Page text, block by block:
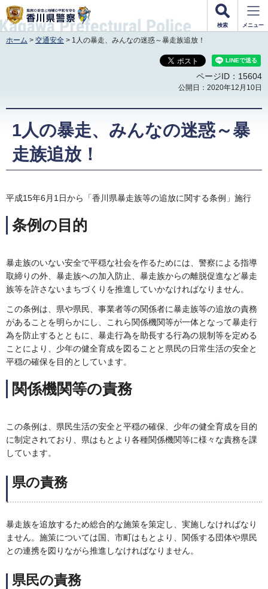
香川県警察
検索 メニュー
ホーム > 交通安全 > 1人の暴走、みんなの迷惑～暴走族追放！
ページID：15604
公開日：2020年12月10日
1人の暴走、みんなの迷惑～暴
走族追放！
平成15年6月1日から「香川県暴走族等の追放に関する条例」施行
条例の目的
暴走族のいない安全で平穏な社会を作るためには、警察による指導
取締りの外、暴走族への加入防止、暴走族からの離脱促進など暴走
族等を許さないまちづくりを推進していかなければなりません。
この条例は、県や県民、事業者等の関係者に暴走族等の追放の責務
があることを明らかにし、これら関係機関等が一体となって暴走行
為を防止するとともに、暴走行為を助長する行為の規制等を定める
ことにより、少年の健全育成を図ることと県民の日常生活の安全と
平穏の確保を目的としています。
関係機関等の責務
この条例は、県民生活の安全と平穏の確保、少年の健全育成を目的
に制定されており、県はもとより各種関係機関等に様々な責務を課
しています。
県の責務
暴走族を追放するため総合的な施策を策定し、実施しなければなり
ません。施策については国、市町はもとより、関係する団体や県民
との連携を図りながら推進しなければなりません。
県民の責務